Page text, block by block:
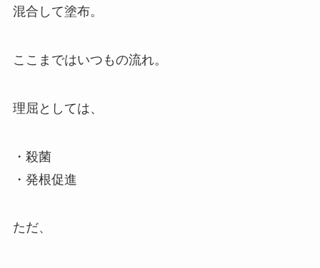
混合して塗布。
ここまではいつもの流れ。
理屈としては、
・殺菌
・発根促進
ただ、